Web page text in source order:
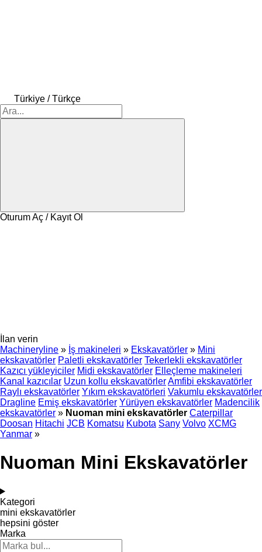
Türkiye / Türkçe
Oturum Aç / Kayıt Ol
İlan verin
Machineryline » İş makineleri » Ekskavatörler » Mini
ekskavatörler Paletli ekskavatörler Tekerlekli ekskavatörler
Kazıcı yükleyiciler Midi ekskavatörler Elleçleme makineleri
Kanal kazıcılar Uzun kollu ekskavatörlerAmfibi ekskavatörler
Raylı ekskavatörler Yıkım ekskavatörleri Vakumlu ekskavatörler
Dragline Emiş ekskavatörler Yürüyen ekskavatörler Madencilik
ekskavatörler » Nuoman mini ekskavatörler Caterpillar
Doosan Hitachi JCB Komatsu Kubota Sany Volvo XCMG
Yanmar »
Nuoman Mini Ekskavatörler
Kategori
mini ekskavatörler
hepsini göster
Marka